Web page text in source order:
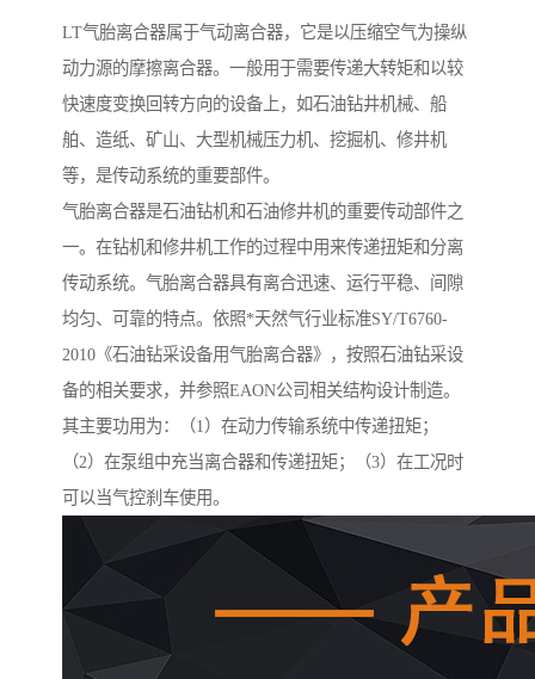
LT气胎离合器属于气动离合器，它是以压缩空气为操纵
动力源的摩擦离合器。一般用于需要传递大转矩和以较
快速度变换回转方向的设备上，如石油钻井机械、船
舶、造纸、矿山、大型机械压力机、挖掘机、修井机
等，是传动系统的重要部件。
气胎离合器是石油钻机和石油修井机的重要传动部件之
一。在钻机和修井机工作的过程中用来传递扭矩和分离
传动系统。气胎离合器具有离合迅速、运行平稳、间隙
均匀、可靠的特点。依照*天然气行业标准SY/T6760-
2010《石油钻采设备用气胎离合器》，按照石油钻采设
备的相关要求，并参照EAON公司相关结构设计制造。
其主要功用为：（1）在动力传输系统中传递扭矩；
（2）在泵组中充当离合器和传递扭矩；（3）在工况时
可以当气控刹车使用。